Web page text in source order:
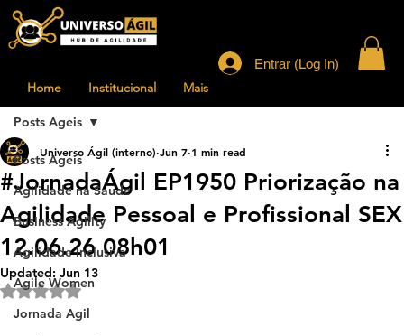
Home Institucional Mais
Entrar (Log In)
Posts Ageis
Agilidade na Saude
Business Agility
Agilidade Inclusiva
Agile Women
Jornada Agil
Posts Ageis
#JornadaÁgil EP1950 Priorização na
Agilidade Pessoal e Profissional SEX
12.06.26 08h01
Universo Ágil (interno) Jun 7 1 min read
Updated: Jun 13
Rated NaN out of 5 stars.